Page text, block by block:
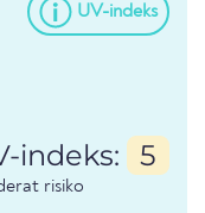
UV-indeks
indeks: 5
risiko